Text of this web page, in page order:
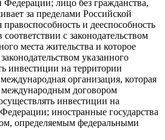
Федерации; лицо без гражданства,
за пределами Российской
и дееспособность
с законодательством
места жительства и которое
указанного
инвестиции на территории
организация, которая
международным договором
инвестиции на
иностранные государства
определяемым федеральными